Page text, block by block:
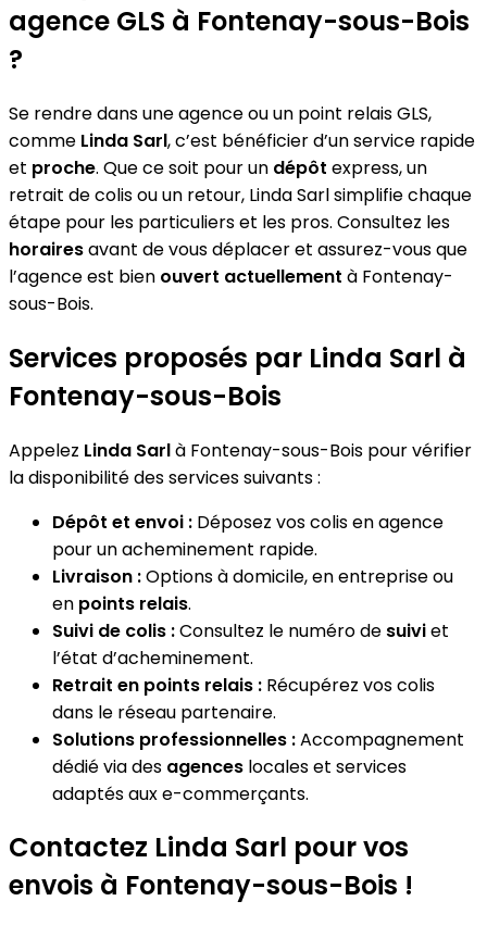
agence GLS à Fontenay-sous-Bois
?
Se rendre dans une agence ou un point relais GLS,
comme Linda Sarl, c’est bénéficier d’un service rapide
et proche. Que ce soit pour un dépôt express, un
retrait de colis ou un retour, Linda Sarl simplifie chaque
étape pour les particuliers et les pros. Consultez les
horairesavant de vous déplacer et assurez-vous que
l’agence est bien ouvert actuellement à Fontenay-
sous-Bois.
Services proposés par Linda Sarl à
Fontenay-sous-Bois
Appelez Linda Sarlà Fontenay-sous-Bois pour vérifier
la disponibilité des services suivants :
Dépôt et envoi : Déposez vos colis en agence
pour un acheminement rapide.
Livraison :Options à domicile, en entreprise ou
en points relais.
Suivi de colis :Consultez le numéro de suiviet
l’état d’acheminement.
Retrait en points relais : Récupérez vos colis
dans le réseau partenaire.
Solutions professionnelles :Accompagnement
dédié via des agences locales et services
adaptés aux e-commerçants.
Contactez Linda Sarl pour vos
envois à Fontenay-sous-Bois !